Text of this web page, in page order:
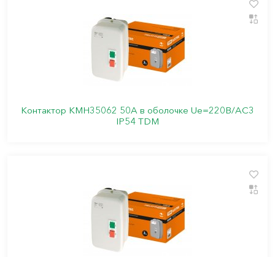
Контактор КМН35062 50А в оболочке Ue=220В/АC3
IP54 TDM